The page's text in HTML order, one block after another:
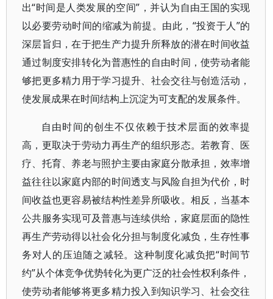
出“时间是人类发展的空间”，并认为自由王国的实现
以必要劳动时间的缩减为前提。由此，“投资于人”的
深层旨归，在于把生产力提升所释放的潜在时间收益
通过制度安排转化为普惠性的自由时间，使劳动者能
够把更多精力用于学习提升、社会交往与创造活动，
使发展成果在时间结构上沉淀为可支配的发展条件。
自由时间的创生不仅依赖于技术层面的效率提
高，更取决于劳动力再生产的组织形态。若教育、医
疗、托育、养老与照护主要由家庭分散承担，效率增
益往往以家庭内部的时间透支与风险自担为代价，时
间收益也更容易被结构性差异所吸收。相反，当基本
公共服务实现可及普惠与连续供给，家庭层面的隐性
再生产劳动得以社会化分担与制度化减负，生存性事
务对人的压迫随之减轻。这种制度化减负把“时间节
约”从个体竞争优势转化为更广泛的社会性权利条件，
使劳动者能够将更多精力投入到知识学习、社会交往